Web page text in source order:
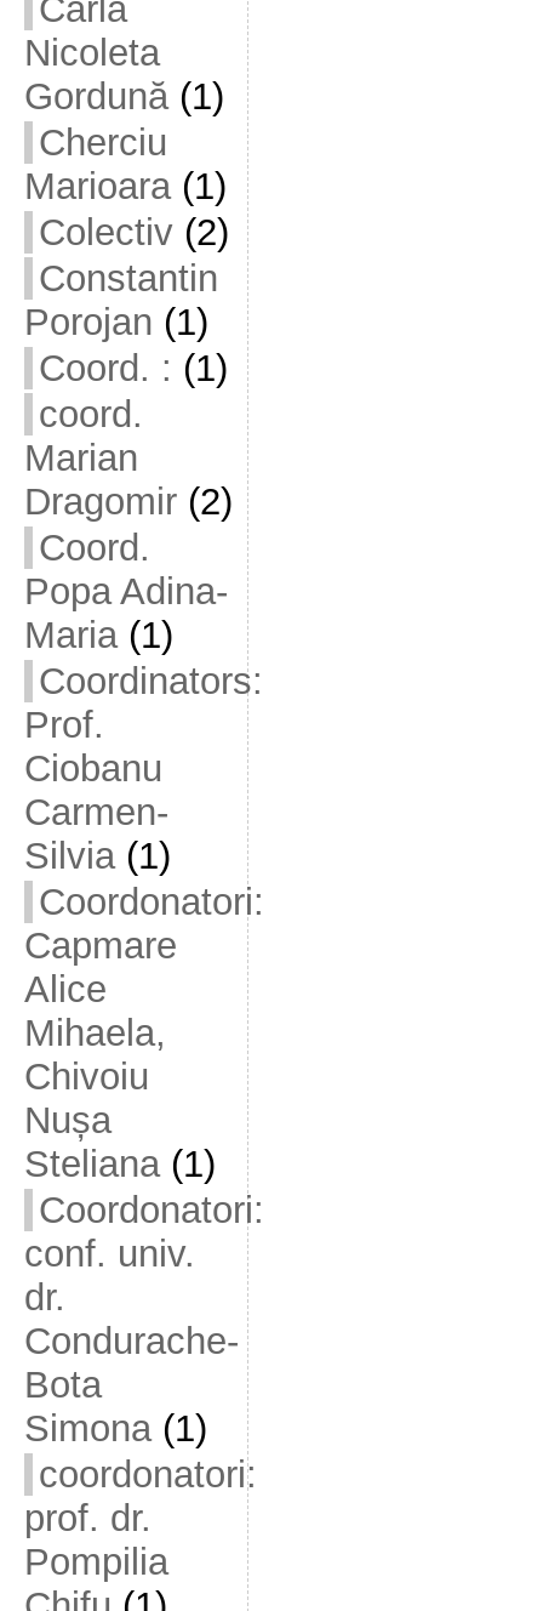
Carla
Nicoleta
Gordună(1)
Cherciu
Marioara(1)
Colectiv(2)
Constantin
Porojan (1)
Coord. : (1)
coord.
Marian
Dragomir(2)
Coord.
Popa Adina-
Maria(1)
Coordinators:
Prof.
Ciobanu
Carmen-
Silvia(1)
Coordonatori:
Capmare
Alice
Mihaela,
Chivoiu
Nușa
Steliana(1)
Coordonatori:
conf. univ.
dr.
Condurache-
Bota
Simona(1)
coordonatori:
prof. dr.
Pompilia